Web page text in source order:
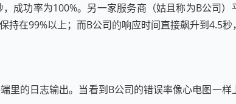
成功率为100%。另一家服务商（姑且称为B公司
在99%以上；而B公司的响应时间直接飙升到4.5秒
里的日志输出。当看到B公司的错误率像心电图一